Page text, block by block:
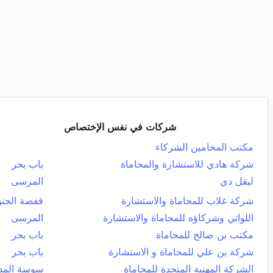
شركات في نفس الإختصاص
مكتب المحامين الشركاء
شركة هادي للاستشارة والمحاماة
باب بحر
ليقل دي
المرسى
شركة غلاب للمحاماة والاستشارة
قفصة
اللواتي وشركاؤه للمحاماة والاستشارة
المرسى
مكتب بن صالح للمحاماة
باب بحر
شركة بن علي للمحاماة و الاستشارة
باب بحر
الشركة المهنية المتحدة للمحاماة
سوسة